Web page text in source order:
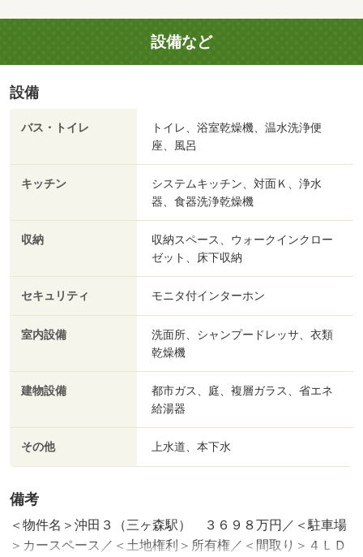
設備など
設備
バス・トイレ
トイレ、浴室乾燥機、温水洗浄便
座、風呂
キッチン
システムキッチン、対面Ｋ、浄水
器、食器洗浄乾燥機
収納
収納スペース、ウォークインクロー
ゼット、床下収納
セキュリティ モニタ付インターホン
室内設備
洗面所、シャンプードレッサ、衣類
乾燥機
建物設備
都市ガス、庭、複層ガラス、省エネ
給湯器
その他 上水道、本下水
備考
＜物件名＞沖田３（三ヶ森駅） ３６９８万円／＜駐車場
＞カースペース／＜土地権利＞所有権／＜間取り＞４ＬＤ